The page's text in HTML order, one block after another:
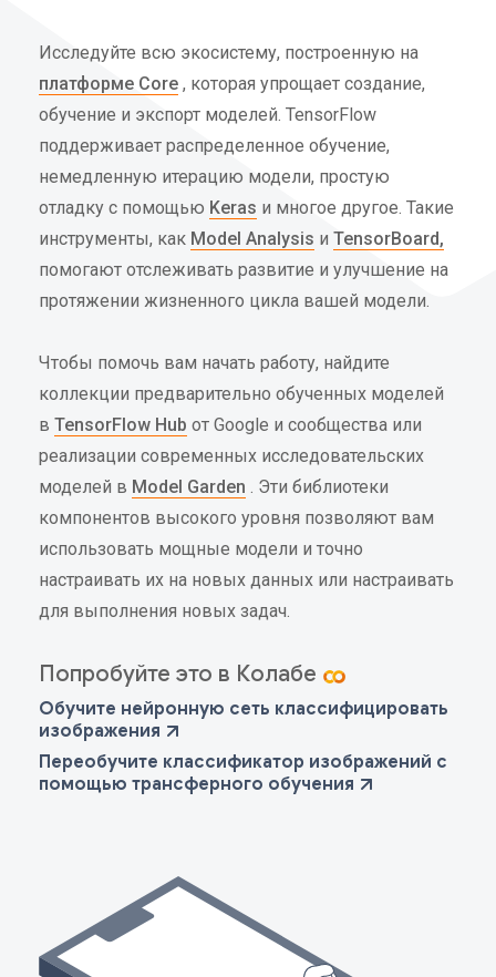
Исследуйте всю экосистему, построенную на
платформе Core , которая упрощает создание,
обучение и экспорт моделей. TensorFlow
поддерживает распределенное обучение,
немедленную итерацию модели, простую
отладку с помощью Keras и многое другое. Такие
инструменты, как Model Analysis и TensorBoard,
помогают отслеживать развитие и улучшение на
протяжении жизненного цикла вашей модели.
Чтобы помочь вам начать работу, найдите
коллекции предварительно обученных моделей
в TensorFlow Hub от Google и сообщества или
реализации современных исследовательских
моделей в Model Garden . Эти библиотеки
компонентов высокого уровня позволяют вам
использовать мощные модели и точно
настраивать их на новых данных или настраивать
для выполнения новых задач.
Попробуйте это в Колабе
Обучите нейронную сеть классифицировать
изображения
Переобучите классификатор изображений с
помощью трансферного обучения